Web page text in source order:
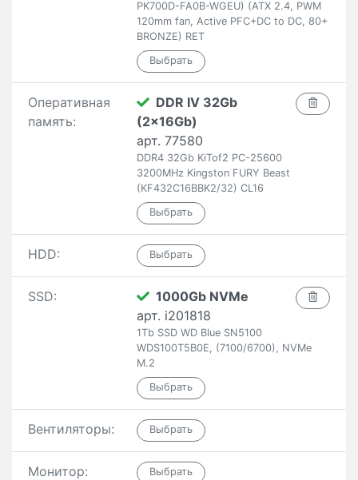
PK700D-FA0B-WGEU) (ATX 2.4, PWM
120mm fan, Active PFC+DC to DC, 80+
BRONZE) RET
Оперативная
память:
DDR IV 32Gb
(2x16Gb)
арт. 77580
DDR4 32Gb KiTof2 PC-25600
3200MHz Kingston FURY Beast
(KF432C16BBK2/32) CL16
HDD:
SSD:
1000Gb NVMe
арт. i201818
1Tb SSD WD Blue SN5100
WDS100T5B0E, (7100/6700), NVMe
M.2
Вентиляторы:
Монитор: